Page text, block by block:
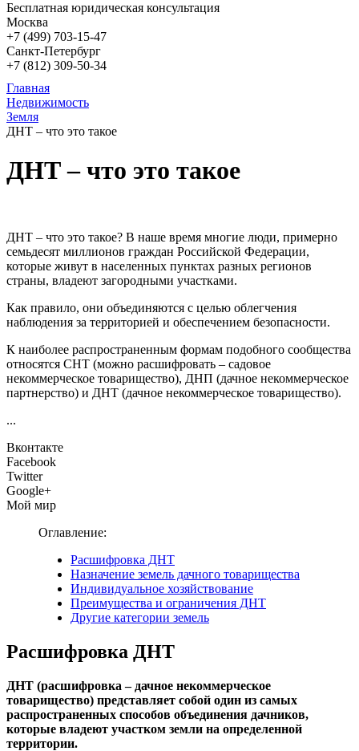
Бесплатная юридическая консультация
Москва
+7 (499) 703-15-47
Санкт-Петербург
+7 (812) 309-50-34
Главная
Недвижимость
Земля
ДНТ – что это такое
ДНТ – что это такое
ДНТ – что это такое? В наше время многие люди, примерно
семьдесят миллионов граждан Российской Федерации,
которые живут в населенных пунктах разных регионов
страны, владеют загородными участками.
Как правило, они объединяются с целью облегчения
наблюдения за территорией и обеспечением безопасности.
К наиболее распространенным формам подобного сообщества
относятся СНТ (можно расшифровать – садовое
некоммерческое товарищество), ДНП (дачное некоммерческое
партнерство) и ДНТ (дачное некоммерческое товарищество).
...
Вконтакте
Facebook
Twitter
Google+
Мой мир
Оглавление:
Расшифровка ДНТ
Назначение земель дачного товарищества
Индивидуальное хозяйствование
Преимущества и ограничения ДНТ
Другие категории земель
Расшифровка ДНТ
ДНТ (расшифровка – дачное некоммерческое
товарищество) представляет собой один из самых
распространенных способов объединения дачников,
которые владеют участком земли на определенной
территории.